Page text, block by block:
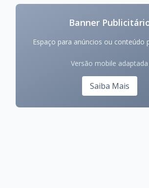
Banner
Espaço para anúncios ou conteúdo
Versão mobile adaptada
Saiba Mais